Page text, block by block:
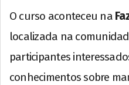
O curso aconteceu na
localizada na
participantes
conhecimentos sobre